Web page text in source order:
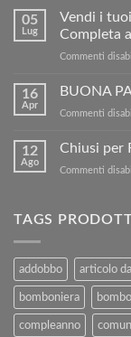
05
Lug
Vendi i
Completa
Commenti
16
Apr
BUONA
Commenti
12
Ago
Chiusi per
Commenti
TAGS
addobbo articolo
bomboniera
compleanno